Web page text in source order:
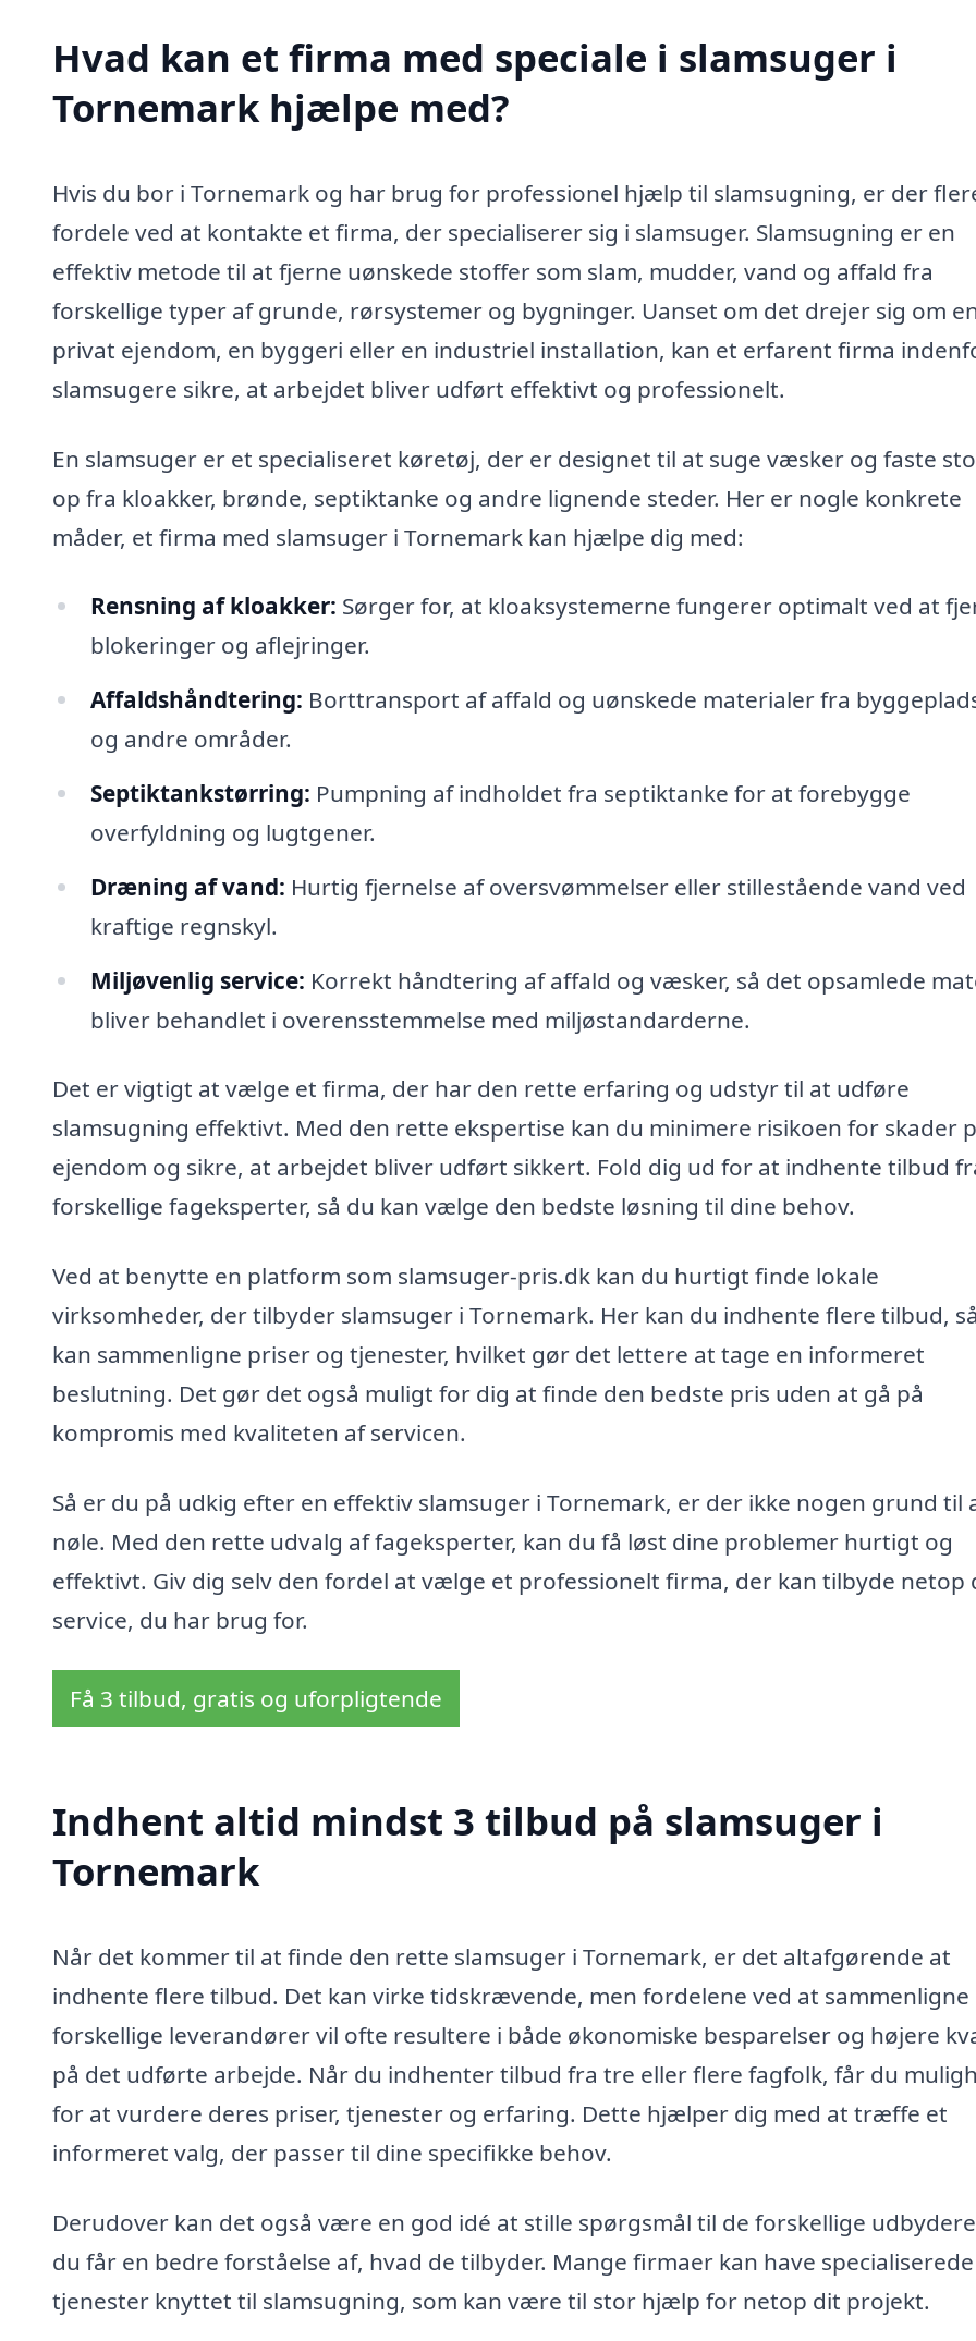
Hvad kan et firma med speciale i slamsuger i
Tornemark hjælpe med?
Hvis du bor i Tornemark og har brug for professionel hjælp til slamsugning, er der
fordele ved at kontakte et firma, der specialiserer sig i slamsuger. Slamsugning er en
effektiv metode til at fjerne uønskede stoffer som slam, mudder, vand og affald fra
forskellige typer af grunde, rørsystemer og bygninger. Uanset om det drejer sig om
privat ejendom, en byggeri eller en industriel installation, kan et erfarent firma
slamsugere sikre, at arbejdet bliver udført effektivt og professionelt.
En slamsuger er et specialiseret køretøj, der er designet til at suge væsker og faste
op fra kloakker, brønde, septiktanke og andre lignende steder. Her er nogle konkrete
måder, et firma med slamsuger i Tornemark kan hjælpe dig med:
Rensning af kloakker: Sørger for, at kloaksystemerne fungerer optimalt ved at
blokeringer og aflejringer.
Affaldshåndtering: Borttransport af affald og uønskede materialer fra
og andre områder.
Septiktankstørring: Pumpning af indholdet fra septiktanke for at forebygge
overfyldning og lugtgener.
Dræning af vand: Hurtig fjernelse af oversvømmelser eller stillestående vand ved
kraftige regnskyl.
Miljøvenlig service: Korrekt håndtering af affald og væsker, så det opsamlede
bliver behandlet i overensstemmelse med miljøstandarderne.
Det er vigtigt at vælge et firma, der har den rette erfaring og udstyr til at udføre
slamsugning effektivt. Med den rette ekspertise kan du minimere risikoen for skader
ejendom og sikre, at arbejdet bliver udført sikkert. Fold dig ud for at indhente tilbud
forskellige fageksperter, så du kan vælge den bedste løsning til dine behov.
Ved at benytte en platform som slamsuger-pris.dk kan du hurtigt finde lokale
virksomheder, der tilbyder slamsuger i Tornemark. Her kan du indhente flere tilbud,
kan sammenligne priser og tjenester, hvilket gør det lettere at tage en informeret
beslutning. Det gør det også muligt for dig at finde den bedste pris uden at gå på
kompromis med kvaliteten af servicen.
Så er du på udkig efter en effektiv slamsuger i Tornemark, er der ikke nogen grund til
nøle. Med den rette udvalg af fageksperter, kan du få løst dine problemer hurtigt og
effektivt. Giv dig selv den fordel at vælge et professionelt firma, der kan tilbyde netop
service, du har brug for.
Få 3 tilbud, gratis og uforpligtende
Indhent altid mindst 3 tilbud på slamsuger i
Tornemark
Når det kommer til at finde den rette slamsuger i Tornemark, er det altafgørende at
indhente flere tilbud. Det kan virke tidskrævende, men fordelene ved at sammenligne
forskellige leverandører vil ofte resultere i både økonomiske besparelser og højere
på det udførte arbejde. Når du indhenter tilbud fra tre eller flere fagfolk, får du
for at vurdere deres priser, tjenester og erfaring. Dette hjælper dig med at træffe et
informeret valg, der passer til dine specifikke behov.
Derudover kan det også være en god idé at stille spørgsmål til de forskellige
du får en bedre forståelse af, hvad de tilbyder. Mange firmaer kan have specialiserede
tjenester knyttet til slamsugning, som kan være til stor hjælp for netop dit projekt.